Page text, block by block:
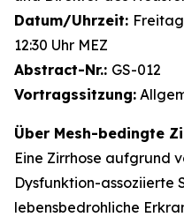
Datum/Uhrzeit:
12:30 Uhr MEZ
Abstract-Nr.: GS-012
Vortragssitzung:
Über Mesh-bedingte
Eine Zirrhose aufgrund
Dysfunktion-assoziierte
lebensbedrohliche